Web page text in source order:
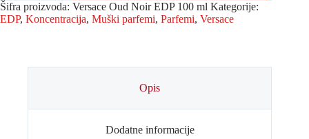
Šifra proizvoda: Versace Oud Noir EDP 100 ml Kategorije:
EDP, Koncentracija, Muški parfemi, Parfemi, Versace
Opis
Dodatne informacije